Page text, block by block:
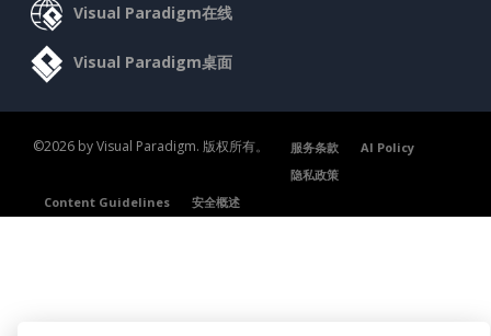
Visual Paradigm在线
Visual Paradigm桌面
©2026 by Visual Paradigm. 版权所有。 服务条款
AI Policy
隐私政策
Content Guidelines
安全概述